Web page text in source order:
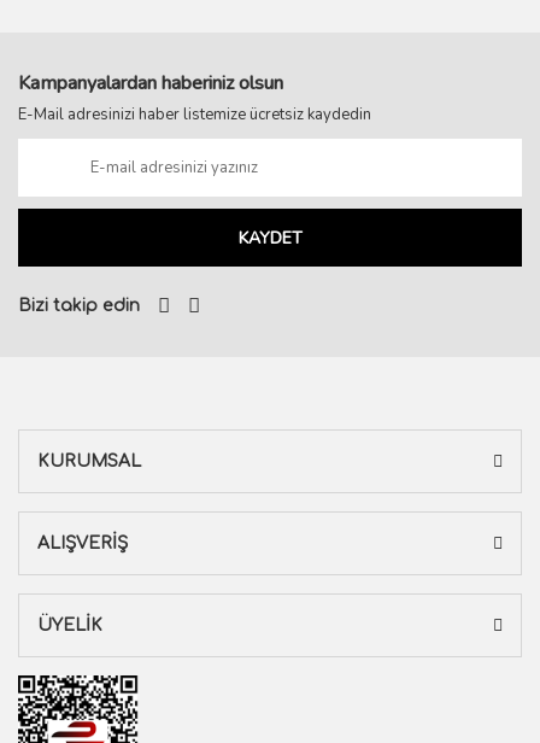
Kampanyalardan haberiniz olsun
E-Mail adresinizi haber listemize ücretsiz kaydedin
KAYDET
Bizi takip edin
KURUMSAL
ALIŞVERİŞ
ÜYELİK